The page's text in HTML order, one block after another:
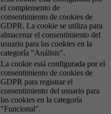
el complemento de
consentimiento de cookies de
GDPR. La cookie se utiliza para
almacenar el consentimiento del
usuario para las cookies en la
categoría "Análisis".
La cookie está configurada por el
consentimiento de cookies de
GDPR para registrar el
consentimiento del usuario para
las cookies en la categoría
"Funcional".